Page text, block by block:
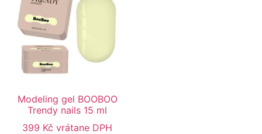
Modeling gel BOOBOO
Trendy nails 15 ml
399 Kč vrátane DPH